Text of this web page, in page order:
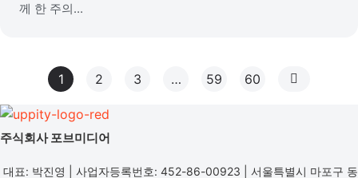
께 한 주의...
1 2 3 … 59 60
주식회사 포브미디어
대표: 박진영 | 사업자등록번호: 452-86-00923 | 서울특별시 마포구 동